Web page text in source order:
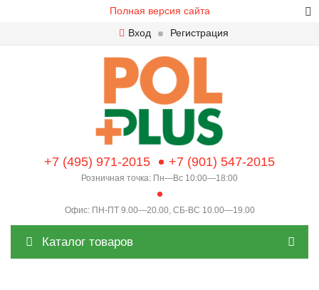
Полная версия сайта
Вход
Регистрация
+7 (495) 971-2015 +7 (901) 547-2015
Розничная точка: Пн—Вс 10:00—18:00
Офис: ПН-ПТ 9.00—20.00, СБ-ВС 10.00—19.00
Каталог товаров